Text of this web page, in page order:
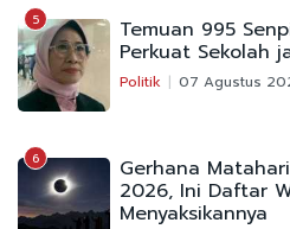
5 Temuan 995
Perkuat Sekolah
Politik 07 Agustus
6 Gerhana
2026, Ini Daftar
Menyaksikannya